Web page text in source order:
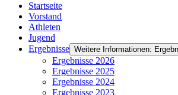
Startseite
Vorstand
Athleten
Jugend
Ergebnisse Weitere Informationen:
Ergebnisse 2026
Ergebnisse 2025
Ergebnisse 2024
Ergebnisse 2023